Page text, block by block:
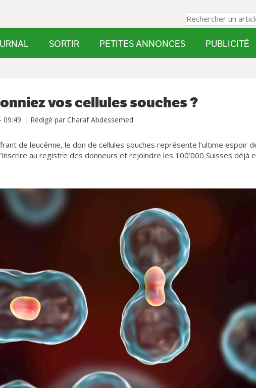
SORTIR PETITES ANNONCES PUBLICITÉ
vos cellules souches ?
09:49 Rédigé par Charaf Abdessemed
de leucémie, le don de cellules souches représente l’ultime espoir
au registre des donneurs et rejoindre les 100’000 Suisses déjà